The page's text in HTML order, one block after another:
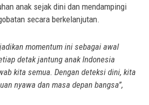
anak sejak dini dan mendampingi
secara berkelanjutan.
momentum ini sebagai awal
detak jantung anak Indonesia
kita semua. Dengan deteksi dini, kita
nyawa dan masa depan bangsa”,